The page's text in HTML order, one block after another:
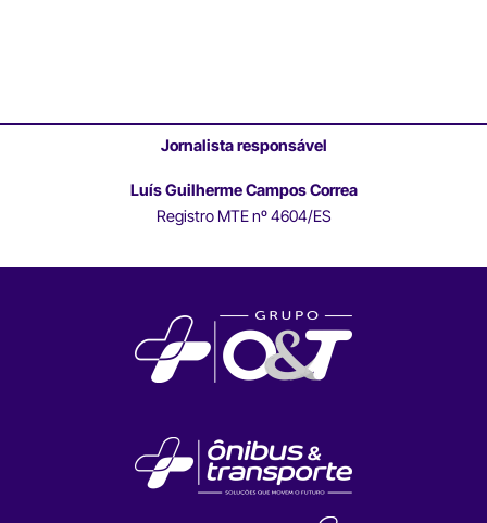
Jornalista responsável
Luís Guilherme Campos Correa
Registro MTE nº 4604/ES